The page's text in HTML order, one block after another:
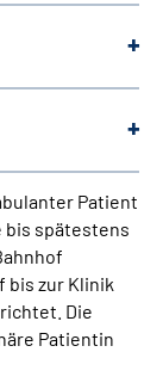
Patient
bis spätestens
bis zur Klinik
Die
Patientin